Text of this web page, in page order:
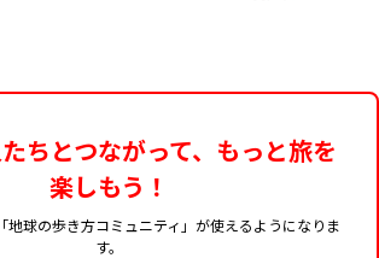
ちとつながって、もっと旅を
楽しもう！
地球の歩き方コミュニティ」が使えるようになりま
す。